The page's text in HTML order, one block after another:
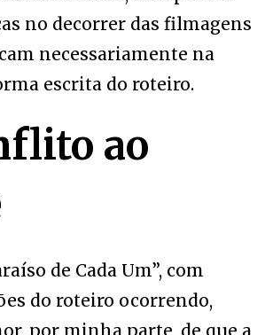
no decorrer das filmagens
necessariamente na
escrita do roteiro.
ao
de Cada Um”, com
do roteiro ocorrendo,
por minha parte, de que a